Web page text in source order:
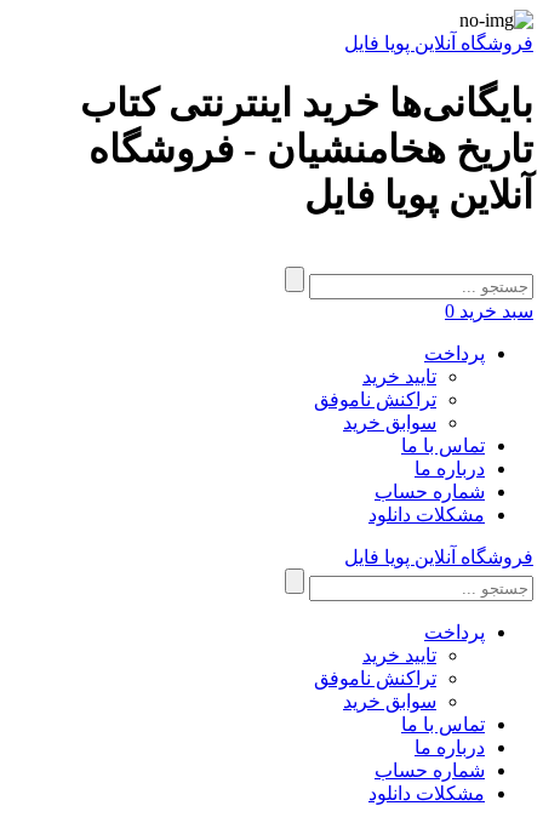
فروشگاه آنلاین پویا فایل
بایگانی‌ها خرید اینترنتی کتاب
تاریخ هخامنشیان - فروشگاه
آنلاین پویا فایل
سبد خرید 0
پرداخت
تایید خرید
تراکنش ناموفق
سوابق خرید
تماس با ما
درباره ما
شماره حساب
مشکلات دانلود
فروشگاه آنلاین پویا فایل
پرداخت
تایید خرید
تراکنش ناموفق
سوابق خرید
تماس با ما
درباره ما
شماره حساب
مشکلات دانلود